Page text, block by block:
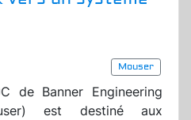
Mouser
de Banner Engineering
est destiné aux